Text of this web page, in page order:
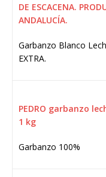
DE ESCACENA.
ANDALUCÍA.
Garbanzo Blanco
EXTRA.
PEDRO garbanzo
1 kg
Garbanzo 100%